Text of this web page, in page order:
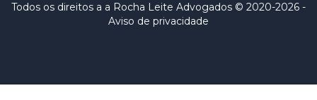
Todos os direitos a a Rocha Leite Advogados © 2020-2026 -
Aviso de privacidade